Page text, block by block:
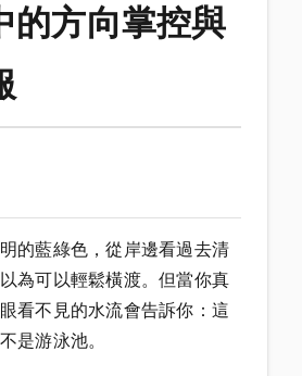
的方向掌控與
的藍綠色，從岸邊看過去清
為可以輕鬆橫渡。但當你真
看不見的水流會告訴你：這
是游泳池。